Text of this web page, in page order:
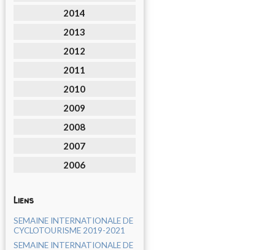
2014
2013
2012
2011
2010
2009
2008
2007
2006
Liens
SEMAINE INTERNATIONALE DE
CYCLOTOURISME 2019-2021
SEMAINE INTERNATIONALE DE